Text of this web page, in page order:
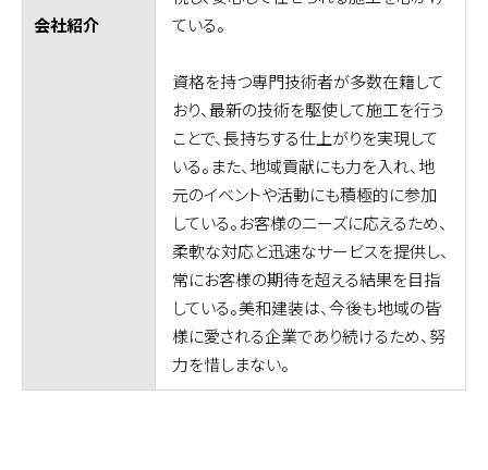
会社紹介
ている。
資格を持つ専門技術者が多数在籍して
おり、最新の技術を駆使して施工を行う
ことで、長持ちする仕上がりを実現して
いる。また、地域貢献にも力を入れ、地
元のイベントや活動にも積極的に参加
している。お客様のニーズに応えるため、
柔軟な対応と迅速なサービスを提供し、
常にお客様の期待を超える結果を目指
している。美和建装は、今後も地域の皆
様に愛される企業であり続けるため、努
力を惜しまない。